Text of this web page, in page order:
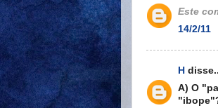
Este
14/2/11
H
A) O